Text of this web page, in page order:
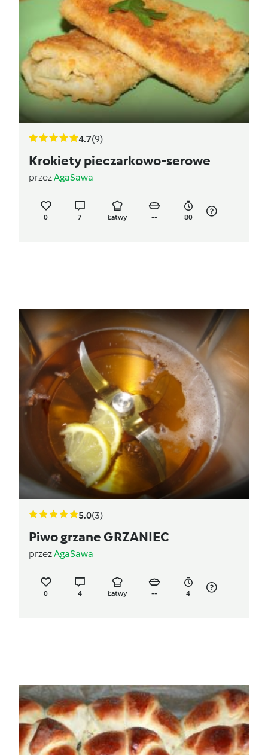
4.7(9)
Krokiety pieczarkowo-serowe
przezAgaSawa
0 7 Łatwy -- 80
5.0(3)
Piwo grzane GRZANIEC
przezAgaSawa
0 4 Łatwy -- 4